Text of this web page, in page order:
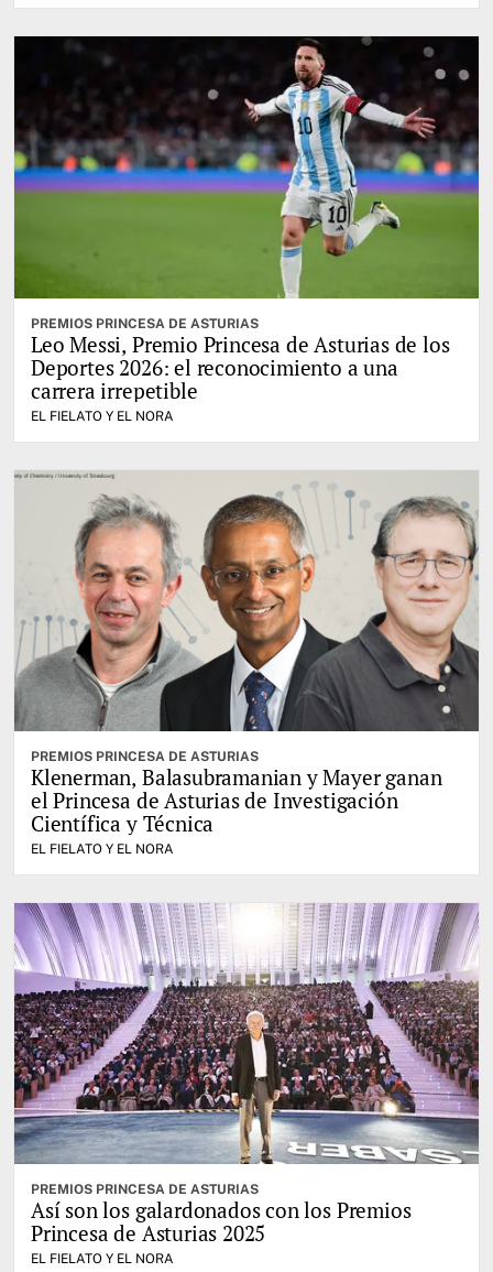
PREMIOS PRINCESA DE ASTURIAS
Leo Messi, Premio Princesa de Asturias de los
Deportes 2026: el reconocimiento a una
carrera irrepetible
EL FIELATO Y EL NORA
PREMIOS PRINCESA DE ASTURIAS
Klenerman, Balasubramanian y Mayer ganan
el Princesa de Asturias de Investigación
Científica y Técnica
EL FIELATO Y EL NORA
PREMIOS PRINCESA DE ASTURIAS
Así son los galardonados con los Premios
Princesa de Asturias 2025
EL FIELATO Y EL NORA